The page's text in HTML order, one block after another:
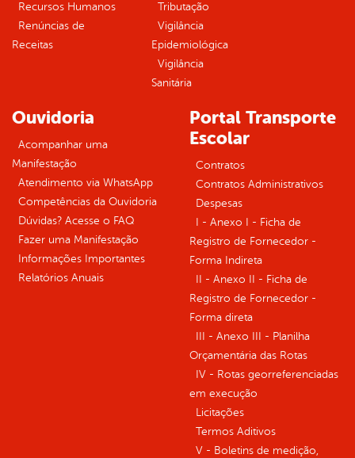
Recursos Humanos
Renúncias de
Receitas
Tributação
Vigilância
Epidemiológica
Vigilância
Sanitária
Ouvidoria
Acompanhar uma
Manifestação
Atendimento via WhatsApp
Competências da Ouvidoria
Dúvidas? Acesse o FAQ
Fazer uma Manifestação
Informações Importantes
Relatórios Anuais
Portal Transporte
Escolar
Contratos
Contratos Administrativos
Despesas
I - Anexo I - Ficha de
Registro de Fornecedor -
Forma Indireta
II - Anexo II - Ficha de
Registro de Fornecedor -
Forma direta
III - Anexo III - Planilha
Orçamentária das Rotas
IV - Rotas georreferenciadas
em execução
Licitações
Termos Aditivos
V - Boletins de medição,